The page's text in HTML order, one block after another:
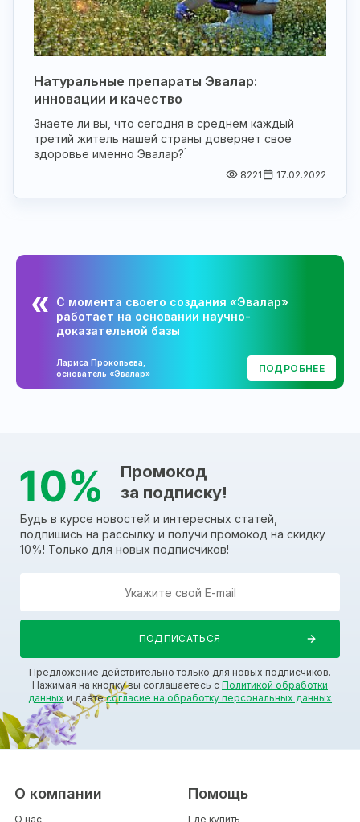
Натуральные препараты Эвалар:
инновации и качество
Знаете ли вы, что сегодня в среднем каждый
третий житель нашей страны доверяет свое
здоровье именно Эвалар?1
8221 17.02.2022
С момента своего создания «Эвалар»
работает на основании научно-
доказательной базы
Лариса Прокопьева,
основатель «Эвалар»
ПОДРОБНЕЕ
Промокод
за подписку!
Будь в курсе новостей и интересных статей,
подпишись на рассылку и получи промокод на скидку
10%! Только для новых подписчиков!
Предложение действительно только для новых подписчиков.
Нажимая на кнопку вы соглашаетесь с Политикой обработки
данных и даетесогласие на обработку персональных данных
О компании
О нас
Помощь
Где купить